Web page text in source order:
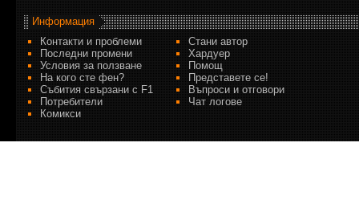
Информация
Контакти и проблеми
Стани автор
Последни промени
Хардуер
Условия за ползване
Помощ
На кого сте фен?
Представете се!
Събития свързани с F1
Въпроси и отговори
Потребители
Чат логове
Комикси